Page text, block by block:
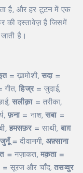
है, और हर टूटन में एक
की दस्तावेज़ है जिसमें
है।
= ख़ामोशी, सदा=
गीत,हिज्र= जुदाई,
सलीक़ा= तरीका,
फ़ना= नाश,सबा=
हमसफ़र= साथी, बाग़
जुनूँ= दीवानगी,अफ़्साना
= नज़ाकत, मक़ता=
= सूरज और चाँद,तसव्वुर